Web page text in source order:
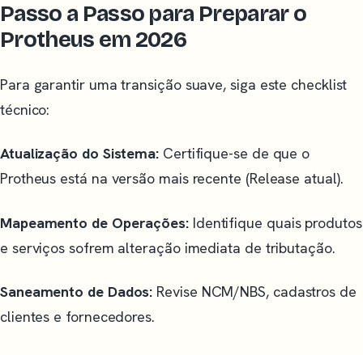
Passo a Passo para Preparar o
Protheus em 2026
Para garantir uma transição suave, siga este checklist
técnico:
Atualização do Sistema: Certifique-se de que o
Protheus está na versão mais recente (Release atual).
Mapeamento de Operações:Identifique quais produtos
e serviços sofrem alteração imediata de tributação.
Saneamento de Dados: Revise NCM/NBS, cadastros de
clientes e fornecedores.